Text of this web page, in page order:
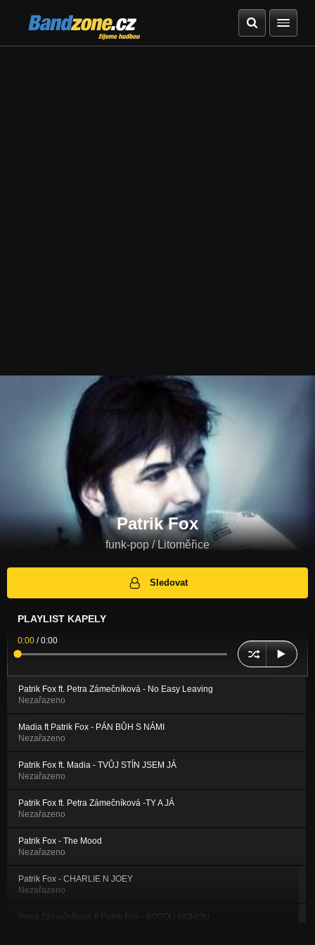
Bandzone.cz
žijeme hudbou
Patrik Fox
funk-pop / Litoměřice
Sledovat
PLAYLIST KAPELY
0:00 /0:00
Patrik Fox ft. Petra Zámečníková - No Easy Leaving
Nezařazeno
Madia ft Patrik Fox - PÁN BŮH S NÁMI
Nezařazeno
Patrik Fox ft. Madia - TVŮJ STÍN JSEM JÁ
Nezařazeno
Patrik Fox ft. Petra Zámečníková -TY A JÁ
Nezařazeno
Patrik Fox - The Mood
Nezařazeno
Patrik Fox - CHARLIE N JOEY
Nezařazeno
Petra Zámečníková ft Patrik Fox - BOSOU NOHOU